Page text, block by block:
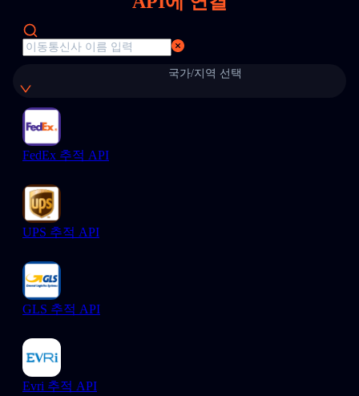
국가/지역 선택
FedEx 추적 API
UPS 추적 API
GLS 추적 API
Evri 추적 API